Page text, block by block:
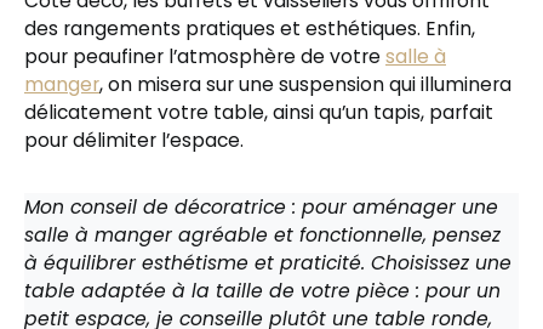
des rangements pratiques et esthétiques. Enfin,
pour peaufiner l’atmosphère de votresalle à
manger, on misera sur une suspension qui illuminera
délicatement votre table, ainsi qu’un tapis, parfait
pour délimiter l’espace.
Mon conseil de décoratrice : pour aménager une
salle à manger agréable et fonctionnelle, pensez
à équilibrer esthétisme et praticité. Choisissez une
table adaptée à la taille de votre pièce : pour un
petit espace, je conseille plutôt une table ronde,